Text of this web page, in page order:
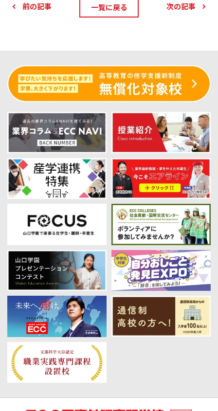
前の記事 一覧に戻る 次の記事